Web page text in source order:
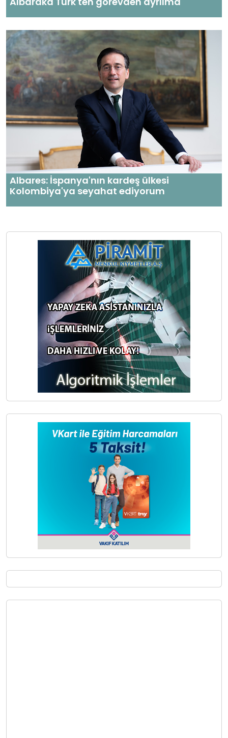
Albares: İspanya'nın kardeş ülkesi
Kolombiya'ya seyahat ediyorum